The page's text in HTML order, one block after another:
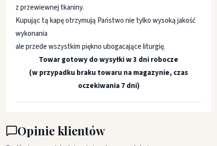
z przewiewnej tkaniny.
Kupując tą kapę otrzymują Państwo nie tylko wysoką jakość
wykonania
ale przede wszystkim piękno ubogacające liturgię.
Towar gotowy do wysyłki w 3 dni robocze
(w przypadku braku towaru na magazynie, czas
oczekiwania 7 dni)
Opinie klientów